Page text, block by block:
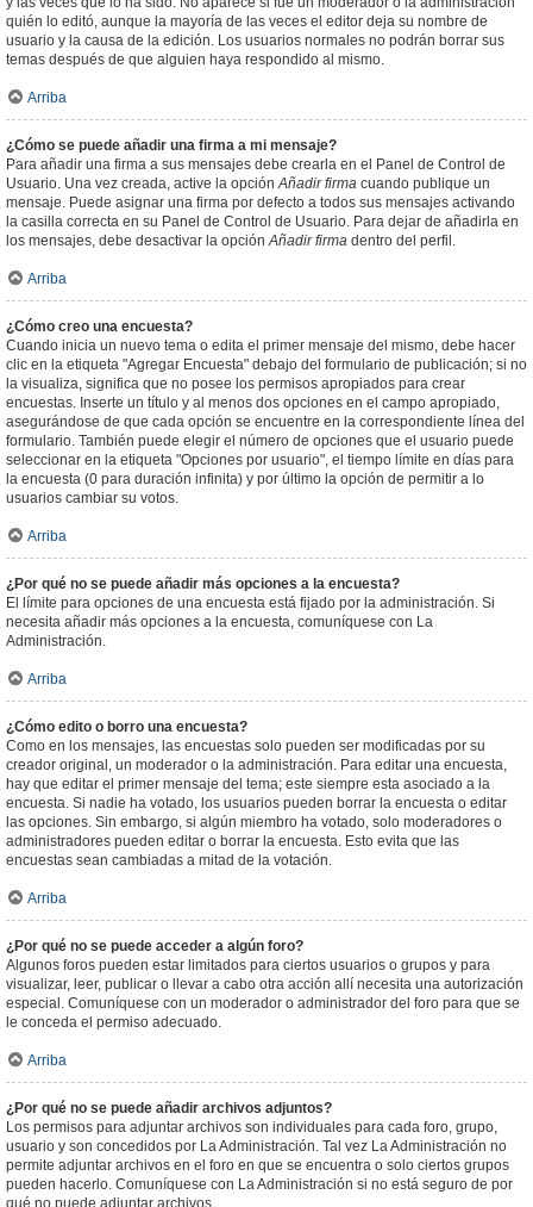
quién lo editó, aunque la mayoría de las veces el editor deja su nombre de
usuario y la causa de la edición. Los usuarios normales no podrán borrar sus
temas después de que alguien haya respondido al mismo.
Arriba
¿Cómo se puede añadir una firma a mi mensaje?
Para añadir una firma a sus mensajes debe crearla en el Panel de Control de
Usuario. Una vez creada, active la opciónAñadir firma cuando publique un
mensaje. Puede asignar una firma por defecto a todos sus mensajes activando
la casilla correcta en su Panel de Control de Usuario. Para dejar de añadirla en
los mensajes, debe desactivar la opciónAñadir firma dentro del perfil.
Arriba
¿Cómo creo una encuesta?
Cuando inicia un nuevo tema o edita el primer mensaje del mismo, debe hacer
clic en la etiqueta "Agregar Encuesta" debajo del formulario de publicación; si no
la visualiza, significa que no posee los permisos apropiados para crear
encuestas. Inserte un título y al menos dos opciones en el campo apropiado,
asegurándose de que cada opción se encuentre en la correspondiente línea del
formulario. También puede elegir el número de opciones que el usuario puede
seleccionar en la etiqueta "Opciones por usuario", el tiempo límite en días para
la encuesta (0 para duración infinita) y por último la opción de permitir a lo
usuarios cambiar su votos.
Arriba
¿Por qué no se puede añadir más opciones a la encuesta?
El límite para opciones de una encuesta está fijado por la administración. Si
necesita añadir más opciones a la encuesta, comuníquese con La
Administración.
Arriba
¿Cómo edito o borro una encuesta?
Como en los mensajes, las encuestas solo pueden ser modificadas por su
creador original, un moderador o la administración. Para editar una encuesta,
hay que editar el primer mensaje del tema; este siempre esta asociado a la
encuesta. Si nadie ha votado, los usuarios pueden borrar la encuesta o editar
las opciones. Sin embargo, si algún miembro ha votado, solo moderadores o
administradores pueden editar o borrar la encuesta. Esto evita que las
encuestas sean cambiadas a mitad de la votación.
Arriba
¿Por qué no se puede acceder a algún foro?
Algunos foros pueden estar limitados para ciertos usuarios o grupos y para
visualizar, leer, publicar o llevar a cabo otra acción allí necesita una autorización
especial. Comuníquese con un moderador o administrador del foro para que se
le conceda el permiso adecuado.
Arriba
¿Por qué no se puede añadir archivos adjuntos?
Los permisos para adjuntar archivos son individuales para cada foro, grupo,
usuario y son concedidos por La Administración. Tal vez La Administración no
permite adjuntar archivos en el foro en que se encuentra o solo ciertos grupos
pueden hacerlo. Comuníquese con La Administración si no está seguro de por
qué no puede adjuntar archivos.